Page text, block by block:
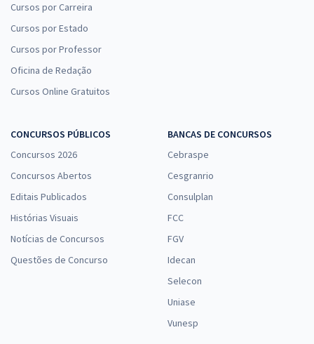
Cursos por Carreira
Cursos por Estado
Cursos por Professor
Oficina de Redação
Cursos Online Gratuitos
CONCURSOS PÚBLICOS
Concursos 2026
Concursos Abertos
Editais Publicados
Histórias Visuais
Notícias de Concursos
Questões de Concurso
BANCAS DE CONCURSOS
Cebraspe
Cesgranrio
Consulplan
FCC
FGV
Idecan
Selecon
Uniase
Vunesp